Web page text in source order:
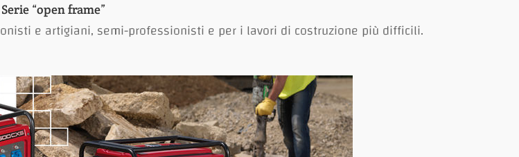
Serie “open frame”
e artigiani, semi-professionisti e per i lavori di costruzione più difficili.